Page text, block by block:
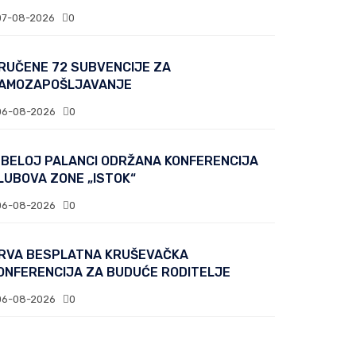
08-2026 0
72 SUBVENCIJE ZA
08-2026 0
PALANCI ODRŽANA KONFERENCIJA
ZONE „ISTOK“
08-2026 0
BESPLATNA KRUŠEVAČKA
ZA BUDUĆE RODITELJE
08-2026 0